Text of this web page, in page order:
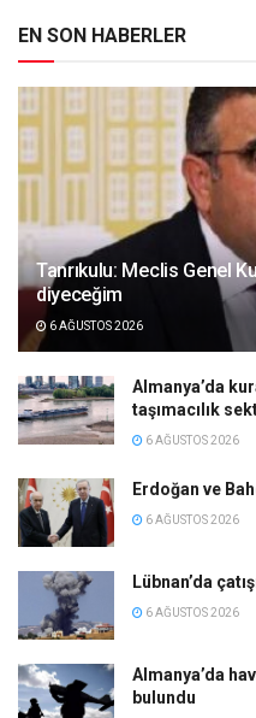
EN SON HABERLER
Tanrıkulu: Meclis Genel
diyeceğim
6 AĞUSTOS 2026
Almanya’da
taşımacılık
6 AĞUSTOS 2026
Erdoğan ve
6 AĞUSTOS 2026
Lübnan’da
6 AĞUSTOS 2026
Almanya’da
bulundu